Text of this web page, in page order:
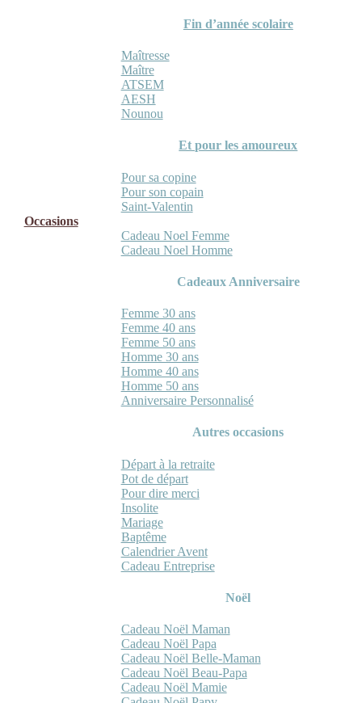
Fin d’année scolaire
Maîtresse
Maître
ATSEM
AESH
Nounou
Et pour les amoureux
Pour sa copine
Pour son copain
Saint-Valentin
Occasions
Cadeau Noel Femme
Cadeau Noel Homme
Cadeaux Anniversaire
Femme 30 ans
Femme 40 ans
Femme 50 ans
Homme 30 ans
Homme 40 ans
Homme 50 ans
Anniversaire Personnalisé
Autres occasions
Départ à la retraite
Pot de départ
Pour dire merci
Insolite
Mariage
Baptême
Calendrier Avent
Cadeau Entreprise
Noël
Cadeau Noël Maman
Cadeau Noël Papa
Cadeau Noël Belle-Maman
Cadeau Noël Beau-Papa
Cadeau Noël Mamie